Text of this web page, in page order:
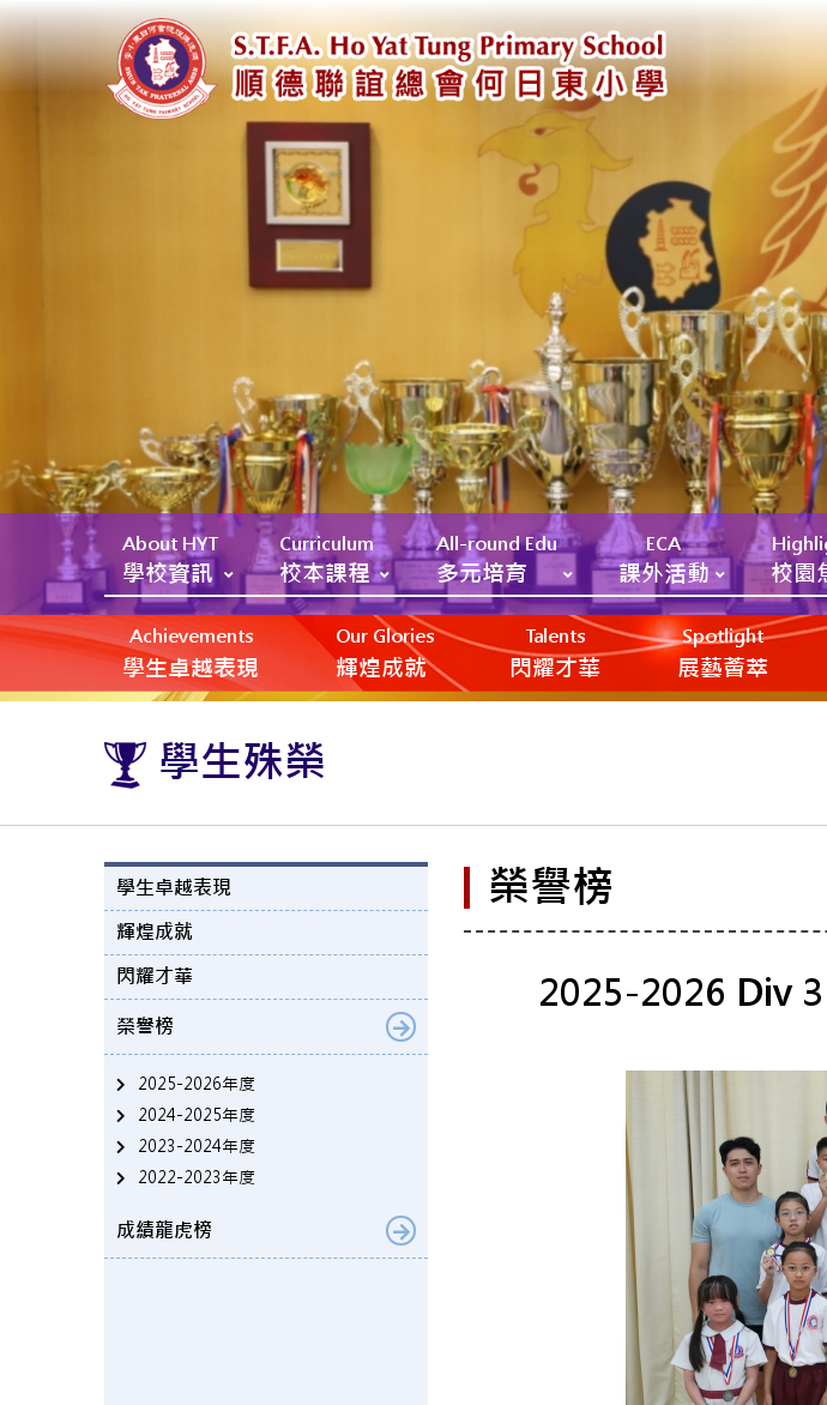
About HYT
學校資訊
Curriculum
校本課程
All-round Edu
多元培育
ECA
課外活動 校園
Achievements
學生卓越表現
Our Glories
輝煌成就
Talents
閃耀才華
Spotlight
展藝薈萃
學生殊榮
學生卓越表現
輝煌成就
閃耀才華
榮譽榜
2025-2026年度
2024-2025年度
2023-2024年度
2022-2023年度
成績龍虎榜
榮譽榜
2025-2026 Div